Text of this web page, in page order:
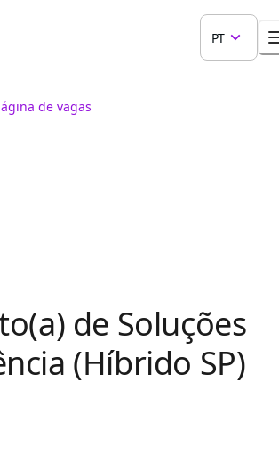
PT
de vagas
de Soluções
(Híbrido SP)